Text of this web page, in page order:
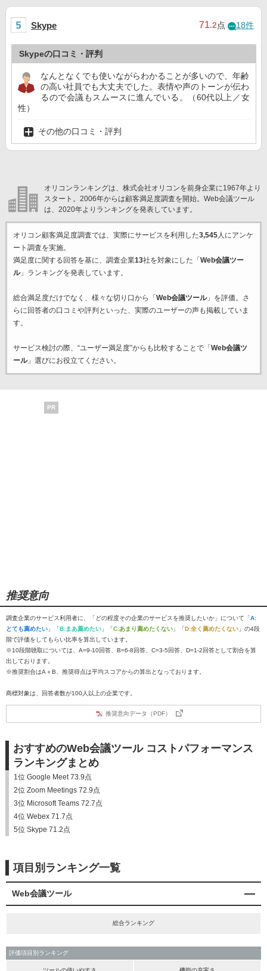
Skype 71.2点 18件
Skypeの口コミ・評判
なんとなくでも使いながらわかることが多いので、年齢
の高い社員でも大丈夫でした。表情や声のトーンが伝わ
るので会議もスムースに進んでいる。（60代以上／女
性）
その他の口コミ・評判
オリコンランキングは、株式会社オリコンを前身企業に1967年より
スタート。2006年からは顧客満足度調査を開始。Web会議ツール
は、2020年よりランキングを発表しています。
オリコン顧客満足度調査では、実際にサービスを利用した3,545人にアンケ
ート調査を実施。
満足度に関する回答を基に、調査企業13社を対象にした「 Web会議ツー
ル」ランキングを発表しています。
総合満足度だけでなく、様々な切り口から「 Web会議ツール」を評価。さ
らに回答者の口コミや評判といった、実際のユーザーの声も掲載していま
す。
サービス検討の際、“ユーザー満足度”からも比較することで「 Web会議ツ
ール」選びにお役立てください。
PR
推奨意向
調査企業のサービス利用者に、「どの程度その企業のサービスを推奨したいか」について「A:
とても薦めたい 」「B:まあ薦めたい 」「C:あまり薦めたくない 」「D:全く薦めたくない 」の4段
階で評価をしてもらい比率を算出しています。
※10段階聴取については、A=9-10回答、B=6-8回答、C=3-5回答、D=1-2回答として割合を算
出しております。
※推奨割合はA＋B、推奨得点は平均スコアからの算出となっております。
商標対象は、回答者数が100人以上の企業です。
推奨意向データ（PDF）
おすすめのWeb会議ツール コストパフォーマンス
ランキングまとめ
1位 Google Meet 73.9点
2位 Zoom Meetings 72.9点
3位 Microsoft Teams 72.7点
4位 Webex 71.7点
5位 Skype 71.2点
項目別ランキング一覧
Web会議ツール
総合ランキング
評価項目別ランキング